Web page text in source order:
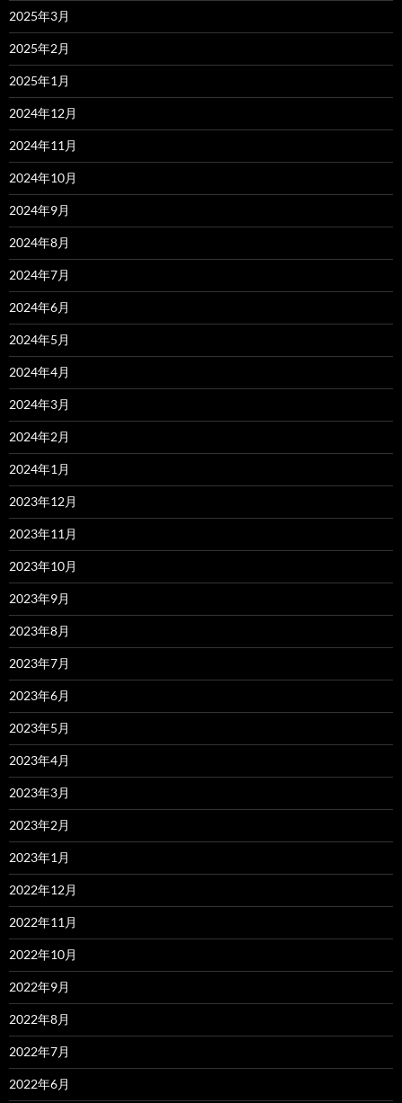
2025年3月
2025年2月
2025年1月
2024年12月
2024年11月
2024年10月
2024年9月
2024年8月
2024年7月
2024年6月
2024年5月
2024年4月
2024年3月
2024年2月
2024年1月
2023年12月
2023年11月
2023年10月
2023年9月
2023年8月
2023年7月
2023年6月
2023年5月
2023年4月
2023年3月
2023年2月
2023年1月
2022年12月
2022年11月
2022年10月
2022年9月
2022年8月
2022年7月
2022年6月